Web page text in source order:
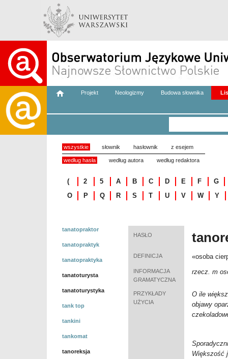
Projekt Neologizmy Budowa słownika
wszystkie słownik hasłownik z esejem
według hasła według autora według redaktora
( 2 5 A B C D E F
G
O
P Q R S T U V W Y
tanatopraktor
tanatopraktyk
tanatopraktyka
tanatoturysta
tanatoturystyka
tank top
tankini
tankomat
tanoreksja
HASŁO
DEFINICJA «osoba
INFORMACJA
GRAMATYCZNA
rzecz. m
PRZYKŁADY
UŻYCIA
O ile
objawy
Większość